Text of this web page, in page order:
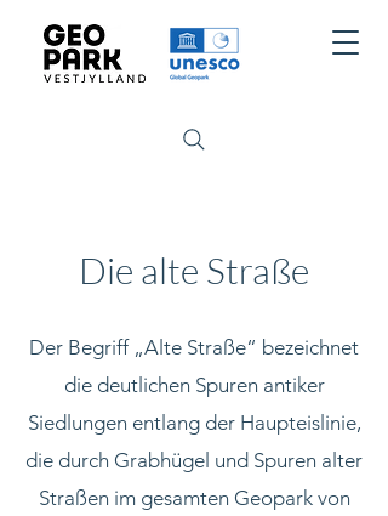
Die alte Straße
Der Begriff „Alte Straße“ bezeichnet
die deutlichen Spuren antiker
Siedlungen entlang der Haupteislinie,
die durch Grabhügel und Spuren alter
Straßen im gesamten Geopark von